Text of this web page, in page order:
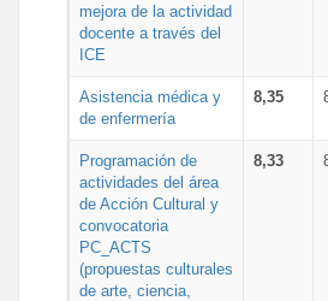
mejora de la actividad
docente a través del
ICE
Asistencia médica y
de enfermería
8,35
Programación de
actividades del área
de Acción Cultural y
convocatoria
PC_ACTS
(propuestas culturales
de arte, ciencia,
8,33